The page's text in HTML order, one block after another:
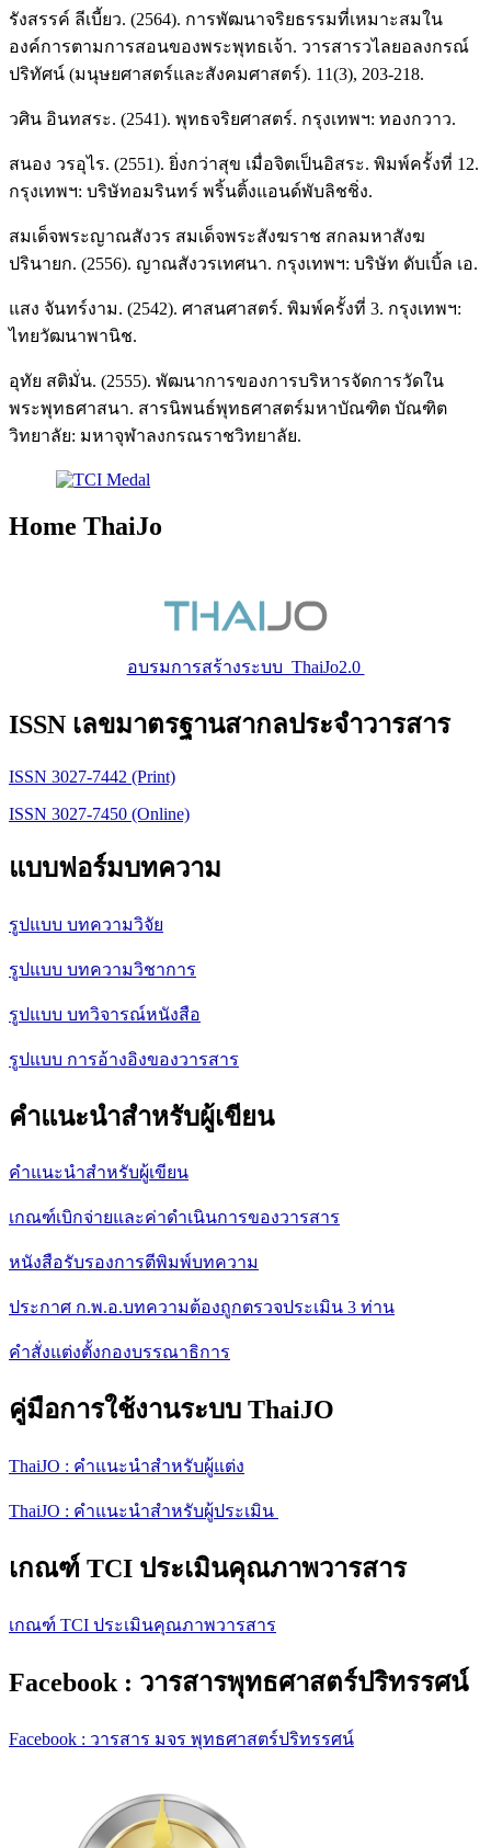
รังสรรค์ ลีเบี้ยว. (2564). การพัฒนาจริยธรรมที่เหมาะสมใน
องค์การตามการสอนของพระพุทธเจ้า. วารสารวไลยอลงกรณ์
ปริทัศน์ (มนุษยศาสตร์และสังคมศาสตร์). 11(3), 203-218.
วศิน อินทสระ. (2541). พุทธจริยศาสตร์. กรุงเทพฯ: ทองกวาว.
สนอง วรอุไร. (2551). ยิ่งกว่าสุข เมื่อจิตเป็นอิสระ. พิมพ์ครั้งที่ 12.
กรุงเทพฯ: บริษัทอมรินทร์ พริ้นติ้งแอนด์พับลิชชิ่ง.
สมเด็จพระญาณสังวร สมเด็จพระสังฆราช สกลมหาสังฆ
ปรินายก. (2556). ญาณสังวรเทศนา. กรุงเทพฯ: บริษัท ดับเบิ้ล เอ.
แสง จันทร์งาม. (2542). ศาสนศาสตร์. พิมพ์ครั้งที่ 3. กรุงเทพฯ:
ไทยวัฒนาพานิช.
อุทัย สติมั่น. (2555). พัฒนาการของการบริหารจัดการวัดใน
พระพุทธศาสนา. สารนิพนธ์พุทธศาสตร์มหาบัณฑิต บัณฑิต
วิทยาลัย: มหาจุฬาลงกรณราชวิทยาลัย.
Home ThaiJo
อบรมการสร้างระบบ ThaiJo2.0
ISSN เลขมาตรฐานสากลประจำวารสาร
ISSN 3027-7442 (Print)
ISSN 3027-7450 (Online)
แบบฟอร์มบทความ
รูปแบบ บทความวิจัย
รูปแบบ บทความวิชาการ
รูปแบบ บทวิจารณ์หนังสือ
รูปแบบ การอ้างอิงของวารสาร
คำแนะนำสำหรับผู้เขียน
คำแนะนำสำหรับผู้เขียน
เกณฑ์เบิกจ่ายและค่าดำเนินการของวารสาร
หนังสือรับรองการตีพิมพ์บทความ
ประกาศ ก.พ.อ.บทความต้องถูกตรวจประเมิน 3 ท่าน
คำสั่งแต่งตั้งกองบรรณาธิการ
คู่มือการใช้งานระบบ ThaiJO
ThaiJO : คำแนะนำสำหรับผู้แต่ง
ThaiJO : คำแนะนำสำหรับผู้ประเมิน
เกณฑ์ TCI ประเมินคุณภาพวารสาร
เกณฑ์ TCI ประเมินคุณภาพวารสาร
Facebook : วารสารพุทธศาสตร์ปริทรรศน์
Facebook : วารสาร มจร พุทธศาสตร์ปริทรรศน์